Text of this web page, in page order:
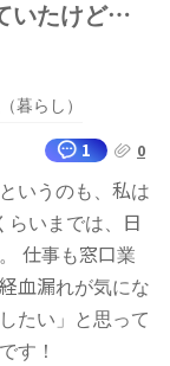
いたけど…
暮らし）
1 0
いうのも、私は
いまでは、日
仕事も窓口業
血漏れが気にな
たい」と思って
す！